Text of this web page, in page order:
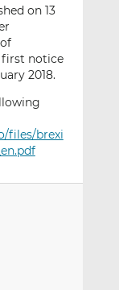
on 13
first notice
2018.
files/brexi